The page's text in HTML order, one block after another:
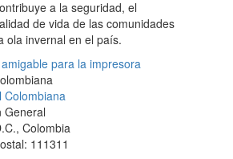
a la seguridad, el
de vida de las comunidades
ola invernal en el país.
General
Colombia
111311